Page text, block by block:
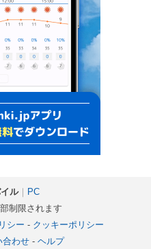
ル｜ PC
制限されます
シー - クッキーポリシー
合わせ- ヘルプ